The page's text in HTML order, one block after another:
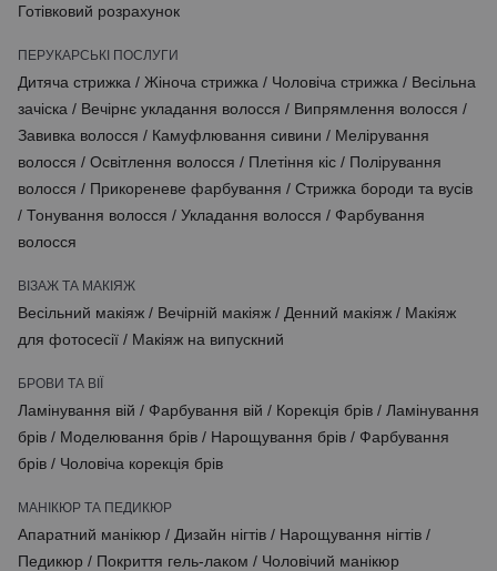
Готівковий розрахунок
ПЕРУКАРСЬКІ ПОСЛУГИ
Дитяча стрижка / Жіноча стрижка / Чоловіча стрижка / Весільна
зачіска / Вечірнє укладання волосся / Випрямлення волосся /
Завивка волосся / Камуфлювання сивини / Мелірування
волосся / Освітлення волосся / Плетіння кіс / Полірування
волосся / Прикореневе фарбування / Стрижка бороди та вусів
/ Тонування волосся / Укладання волосся / Фарбування
волосся
ВІЗАЖ ТА МАКІЯЖ
Весільний макіяж / Вечірній макіяж / Денний макіяж / Макіяж
для фотосесії / Макіяж на випускний
БРОВИ ТА ВІЇ
Ламінування вій / Фарбування вій / Корекція брів / Ламінування
брів / Моделювання брів / Нарощування брів / Фарбування
брів / Чоловіча корекція брів
МАНІКЮР ТА ПЕДИКЮР
Апаратний манікюр / Дизайн нігтів / Нарощування нігтів /
Педикюр / Покриття гель-лаком / Чоловічий манікюр